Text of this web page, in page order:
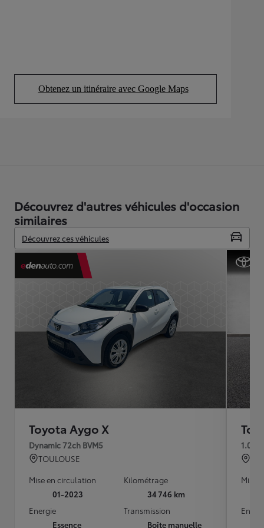
Obtenez un itinéraire avec Google Maps
(Opens in new tab)
Découvrez d'autres véhicules d'occasion
similaires
Découvrez ces véhicules
Toyota Aygo X
Dynamic 72ch BVM5
TOULOUSE
Mise en circulation
01-2023
Kilométrage
34 746 km
Energie
Essence
Transmission
Boîte manuelle
1.0
Mise